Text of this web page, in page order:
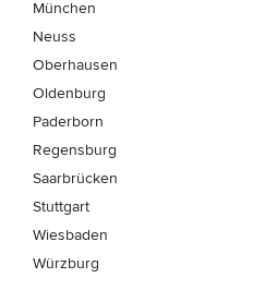
München
Neuss
Oberhausen
Oldenburg
Paderborn
Regensburg
Saarbrücken
Stuttgart
Wiesbaden
Würzburg